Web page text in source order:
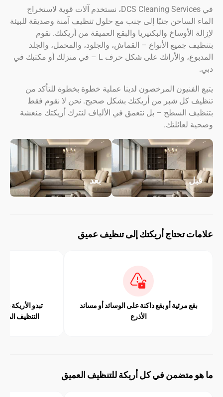
في DCS Cleaning Services، نستخدم آلات قوية لاستخراج
الساخن جنبًا إلى جنب مع حلول تنظيف آمنة وصديقة للبيئة
الأوساخ والبكتيريا والبقع العميقة من أريكتك. نقوم
جميع الأنواع – القماش، والجلود، والمخمل، والجلد
المدبوغ، والأرائك على شكل حرف L – في منزلك أو مكتبك في
المرخصون لدينا عملية خطوة بخطوة للتأكد من
كل شبر من أريكتك بشكل صحيح. نحن لا نقوم فقط
السطح – بل نتعمق في الألياف لنترك أريكتك منعشة
لعائلتك.
بعد
تحتاج أريكتك إلى تنظيف عميق
مرئية أو بقع داكنة على الوسائد أو مساند
تبدو الأريكة باهتة أو
التنظيف المنتظم
متضمن في كل أريكة للتنظيف العميق